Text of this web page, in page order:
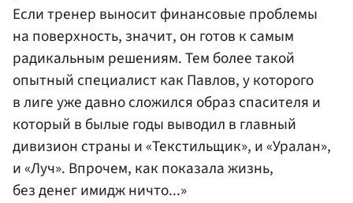
Если тренер выносит финансовые проблемы
на поверхность, значит, он готов к самым
радикальным решениям. Тем более такой
опытный специалист как Павлов, у которого
в лиге уже давно сложился образ спасителя и
который в былые годы выводил в главный
дивизион страны и «Текстильщик», и «Уралан»,
и «Луч». Впрочем, как показала жизнь,
без денег имидж ничто...»